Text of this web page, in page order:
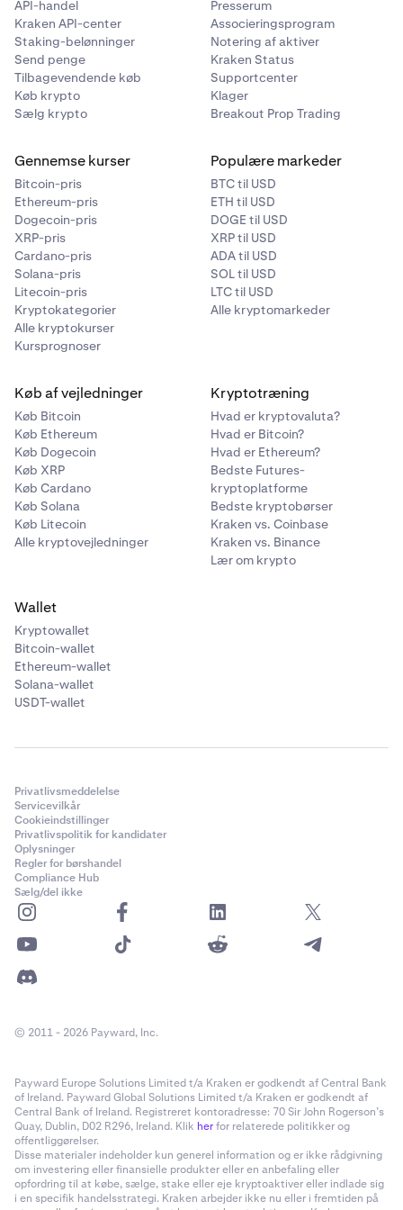
Eksporter er tilgængelige i14 dage.
aktiveret, kan du downloade.
Eksporter er tilgængelige i14 dage.
API-handel
Kraken API-center
Staking-belønninger
Send penge
Tilbagevendende køb
Køb krypto
Sælg krypto
Presserum
Associeringsprogram
Notering af aktiver
Kraken Status
Supportcenter
Klager
Breakout Prop Trading
Gennemse kurser
Bitcoin-pris
Ethereum-pris
Dogecoin-pris
XRP-pris
Cardano-pris
Solana-pris
Litecoin-pris
Kryptokategorier
Alle kryptokurser
Kursprognoser
Populære markeder
BTC til USD
ETH til USD
DOGE til USD
XRP til USD
ADA til USD
SOL til USD
LTC til USD
Alle kryptomarkeder
Køb af vejledninger
Køb Bitcoin
Køb Ethereum
Køb Dogecoin
Køb XRP
Køb Cardano
Køb Solana
Køb Litecoin
Alle kryptovejledninger
Kryptotræning
Hvad er kryptovaluta?
Hvad er Bitcoin?
Hvad er Ethereum?
Bedste Futures-
kryptoplatforme
Bedste kryptobørser
Kraken vs. Coinbase
Kraken vs. Binance
Lær om krypto
Wallet
Kryptowallet
Bitcoin-wallet
Ethereum-wallet
Solana-wallet
USDT-wallet
Privatlivsmeddelelse
Servicevilkår
Cookieindstillinger
Privatlivspolitik for kandidater
Oplysninger
Regler for børshandel
Compliance Hub
Sælg/del ikke
© 2011 - 2026 Payward, Inc.
Payward Europe Solutions Limited t/a Kraken er godkendt af Central Bank
of Ireland. Payward Global Solutions Limited t/a Kraken er godkendt af
Central Bank of Ireland. Registreret kontoradresse: 70 Sir John Rogerson’s
Quay, Dublin, D02 R296, Ireland. Klik herfor relaterede politikker og
offentliggørelser.
Disse materialer indeholder kun generel information og er ikke rådgivning
om investering eller finansielle produkter eller en anbefaling eller
opfordring til at købe, sælge, stake eller eje kryptoaktiver eller indlade sig
i en specifik handelsstrategi. Kraken arbejder ikke nu eller i fremtiden på